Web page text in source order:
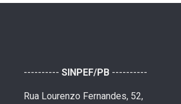
---------- SINPEF/PB ----------
Rua Lourenzo Fernandes, 52,